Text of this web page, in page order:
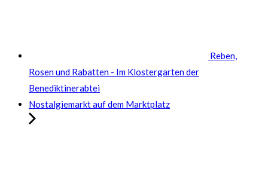
Reben,
Rosen und Rabatten - Im Klostergarten der
Benediktinerabtei
Nostalgiemarkt auf dem Marktplatz